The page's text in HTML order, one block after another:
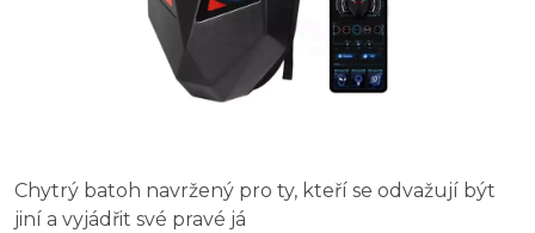
Chytrý batoh navržený pro ty, kteří se odvažují být
jiní a vyjádřit své pravé já